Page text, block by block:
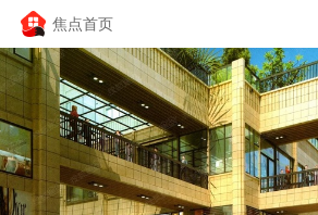
焦点首页